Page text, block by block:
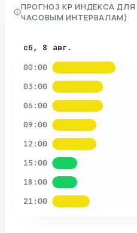
ПРОГНОЗ KP ИНДЕКСА ДЛЯ
ЧАСОВЫМ ИНТЕРВАЛАМ)
сб, 8 авг.
00:00
03:00
06:00
09:00
12:00
15:00
18:00
21:00